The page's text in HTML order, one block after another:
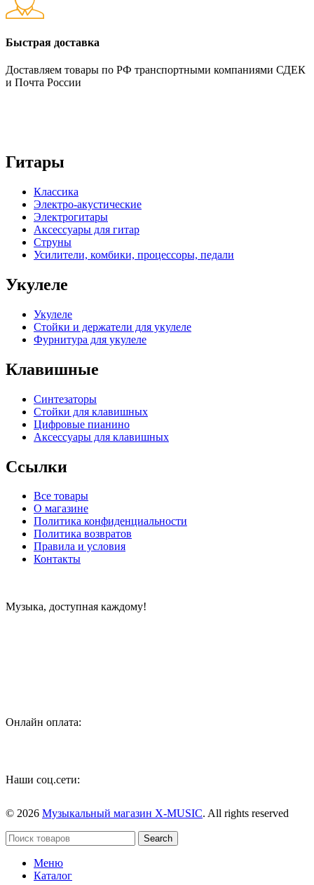
Быстрая доставка
Доставляем товары по РФ транспортными компаниями СДЕК
и Почта России
Гитары
Классика
Электро-акустические
Электрогитары
Аксессуары для гитар
Струны
Усилители, комбики, процессоры, педали
Укулеле
Укулеле
Стойки и держатели для укулеле
Фурнитура для укулеле
Клавишные
Синтезаторы
Стойки для клавишных
Цифровые пианино
Аксессуары для клавишных
Ссылки
Все товары
О магазине
Политика конфиденциальности
Политика возвратов
Правила и условия
Контакты
Музыка, доступная каждому!
Онлайн оплата:
Наши соц.сети:
© 2026 Музыкальный магазин X-MUSIC. All rights reserved
Search
Меню
Каталог